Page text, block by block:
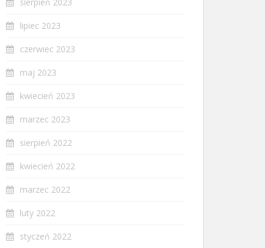
lipiec 2023
czerwiec 2023
maj 2023
kwiecień 2023
marzec 2023
sierpień 2022
kwiecień 2022
marzec 2022
luty 2022
styczeń 2022